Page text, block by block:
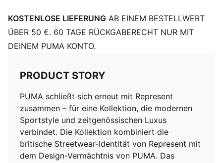
KOSTENLOSE LIEFERUNG AB EINEM BESTELLWERT
ÜBER 50 €. 60 TAGE RÜCKGABERECHT NUR MIT
DEINEM PUMA KONTO.
PRODUCT STORY
PUMA schließt sich erneut mit Represent
zusammen – für eine Kollektion, die modernen
Sportstyle und zeitgenössischen Luxus
verbindet. Die Kollektion kombiniert die
britische Streetwear-Identität von Represent mit
dem Design-Vermächtnis von PUMA. Das